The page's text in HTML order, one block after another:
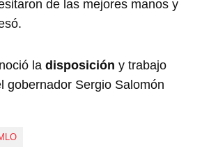
de las mejores manos y
ladisposicióny trabajo
gobernador Sergio Salomón